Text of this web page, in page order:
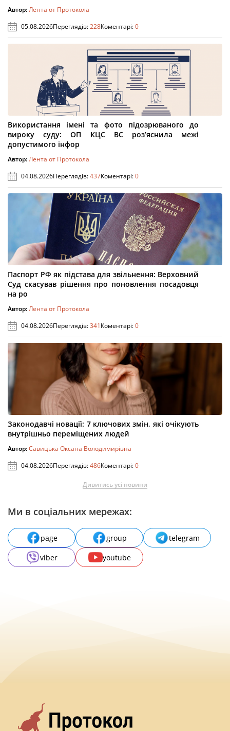
Автор:Лента от Протокола
05.08.2026Переглядів:228Коментарі:0
Використання імені та фото підозрюваного до
вироку суду: ОП КЦС ВС роз’яснила межі
допустимого інфор
Автор:Лента от Протокола
04.08.2026Переглядів:437Коментарі:0
Паспорт РФ як підстава для звільнення: Верховний
Суд скасував рішення про поновлення посадовця
на ро
Автор:Лента от Протокола
04.08.2026Переглядів:341Коментарі:0
Законодавчі новації: 7 ключових змін, які очікують
внутрішньо переміщених людей
Автор:Савицька Оксана Володимирівна
04.08.2026Переглядів:486Коментарі:0
Дивитись усі новини
Ми в соціальних мережах:
page group
telegram
viber
youtube